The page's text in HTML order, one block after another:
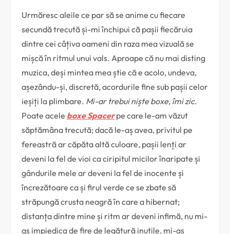
Urmăresc aleile ce par să se anime cu fiecare
secundă trecută și-mi închipui că pașii fiecăruia
dintre cei câțiva oameni din raza mea vizuală se
mișcă în ritmul unui vals. Aproape că nu mai disting
muzica, deși mintea mea știe că e acolo, undeva,
așezându-și, discretă, acordurile fine sub pașii celor
ieșiți la plimbare. Mi-ar trebui niște boxe, îmi zic.
Poate acele boxe Spacerpe care le-am văzut
săptămâna trecută; dacă le-aș avea, privitul pe
fereastră ar căpăta altă culoare, pașii lenți ar
deveni la fel de vioi ca ciripitul micilor înaripate și
gândurile mele ar deveni la fel de inocente și
încrezătoare ca și firul verde ce se zbate să
străpungă crusta neagră în care a hibernat;
distanța dintre mine și ritm ar deveni infimă, nu mi-
aș impiedica de fire de legătură inutile, mi-aș